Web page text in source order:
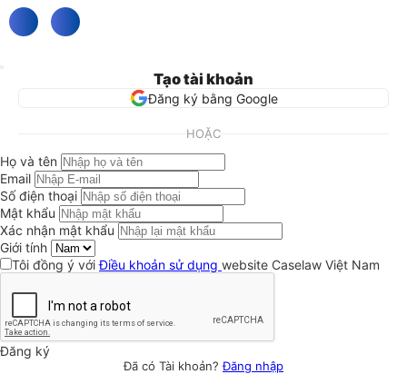
Tạo tài khoản
Đăng ký bằng Google
HOẶC
Họ và tên
Email
Số điện thoại
Mật khẩu
Xác nhận mật khẩu
Giới tính
Tôi đồng ý vớiĐiều khoản sử dụng website Caselaw Việt Nam
Đăng ký
Đã có Tài khoản?Đăng nhập